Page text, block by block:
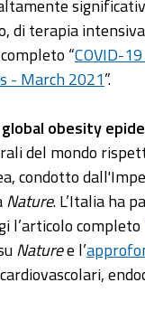
di terapia
“COVID-
- March 2021”.
obesity
del mondo
condotto
Nature. L’Italia ha
l’articolo completo
Naturee l’